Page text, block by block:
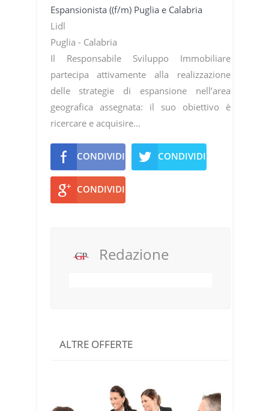
Espansionista ((f/m) Puglia e Calabria
Lidl
Puglia - Calabria
Il Responsabile Sviluppo Immobiliare
partecipa attivamente alla realizzazione
delle strategie di espansione nell’area
geografica assegnata: il suo obiettivo è
ricercare e acquisire...
CONDIVIDI CONDIVIDI
CONDIVIDI
Redazione
ALTRE OFFERTE